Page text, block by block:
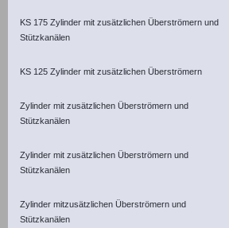
KS 175 Zylinder mit zusätzlichen Überströmern und
Stützkanälen
KS 125 Zylinder mit zusätzlichen Überströmern
Zylinder mit zusätzlichen Überströmern und
Stützkanälen
Zylinder mit zusätzlichen Überströmern und
Stützkanälen
Zylinder mitzusätzlichen Überströmern und
Stützkanälen